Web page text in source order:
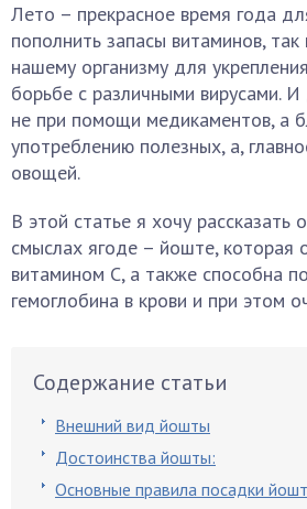
Лето – прекрасное время года
пополнить запасы витаминов,
нашему организму для
борьбе с различными вирусами.
не при помощи медикаментов, а
употреблению полезных, а,
овощей.
В этой статье я хочу рассказать
смыслах ягоде – йоште, которая
витамином С, а также способна
гемоглобина в крови и при этом
Содержание статьи
Внешний вид йошты
Достоинства йошты:
Основные правила посадки